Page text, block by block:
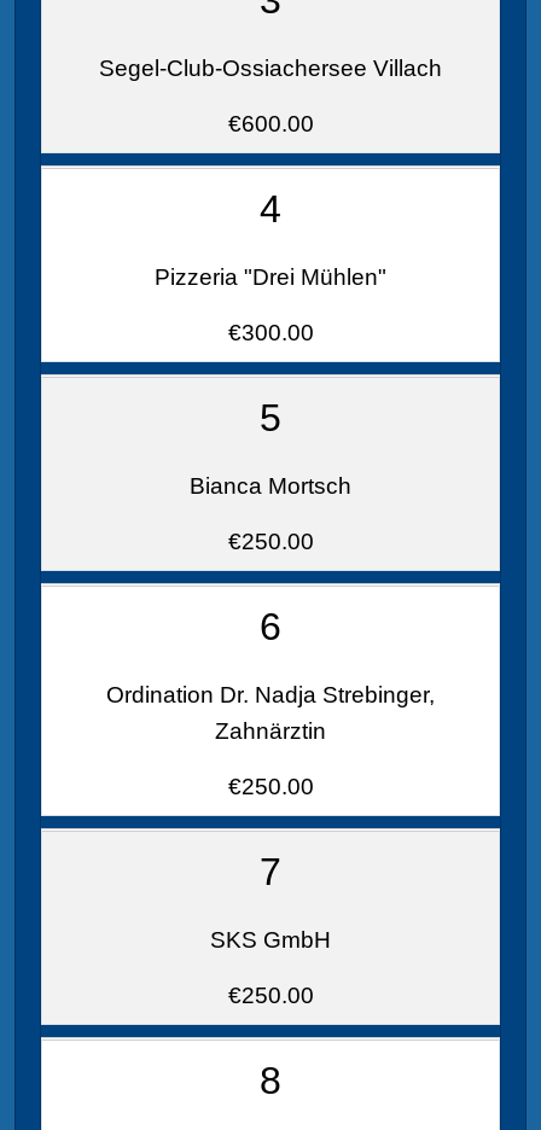
Segel-Club-Ossiachersee Villach
€600.00
4
Pizzeria "Drei Mühlen"
€300.00
5
Bianca Mortsch
€250.00
6
Ordination Dr. Nadja Strebinger,
Zahnärztin
€250.00
7
SKS GmbH
€250.00
8